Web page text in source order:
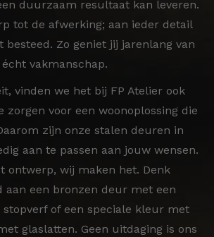
duurzaam resultaat kan leveren.
tot de afwerking; aan ieder detail
besteed. Zo geniet jij jarenlang van
écht vakmanschap.
vinden we het bij FP Atelier ook
zorgen voor een woonoplossing die
zijn onze stalen deuren in
aan te passen aan jouw wensen.
ontwerp, wij maken het. Denk
aan een bronzen deur met een
stopverf of een speciale kleur met
glaslatten. Geen uitdaging is ons